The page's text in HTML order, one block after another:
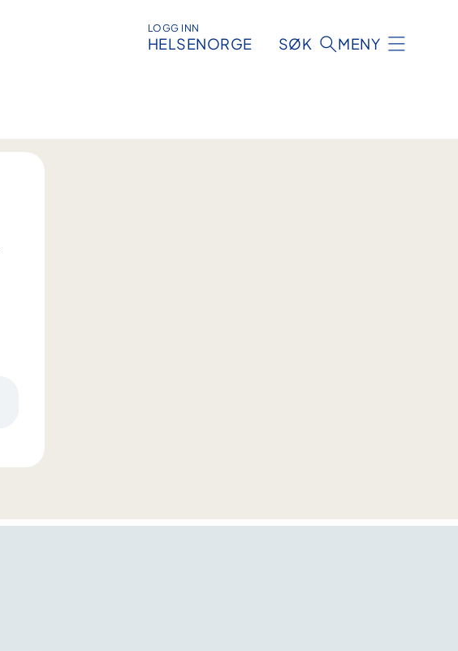
LOGG INN
HELSENORGE SØK MENY